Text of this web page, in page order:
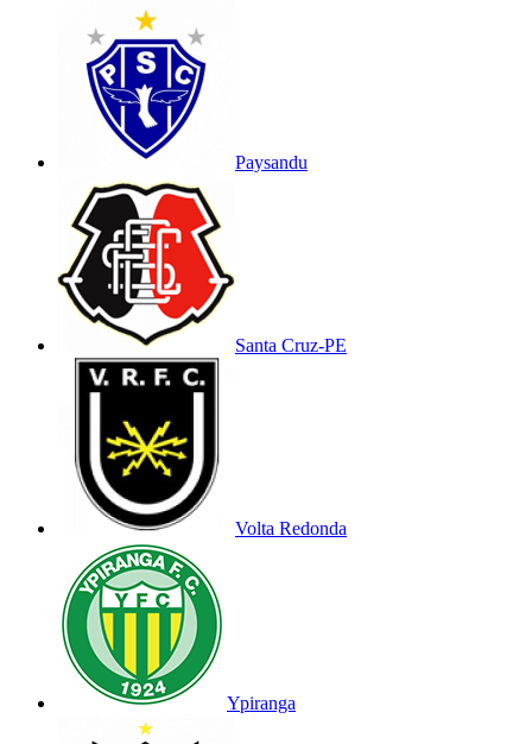
Paysandu
Santa Cruz-PE
Volta Redonda
Ypiranga